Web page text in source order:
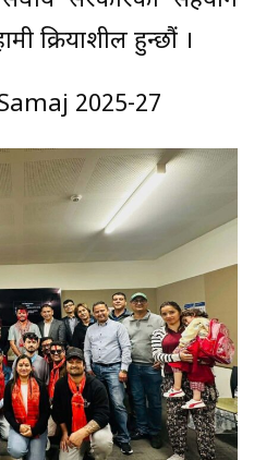
क्रियाशील हुन्छौं ।
2025-27